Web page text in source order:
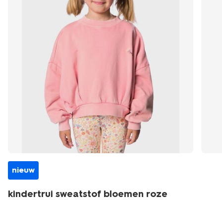
nieuw
kindertrui sweatstof bloemen roze